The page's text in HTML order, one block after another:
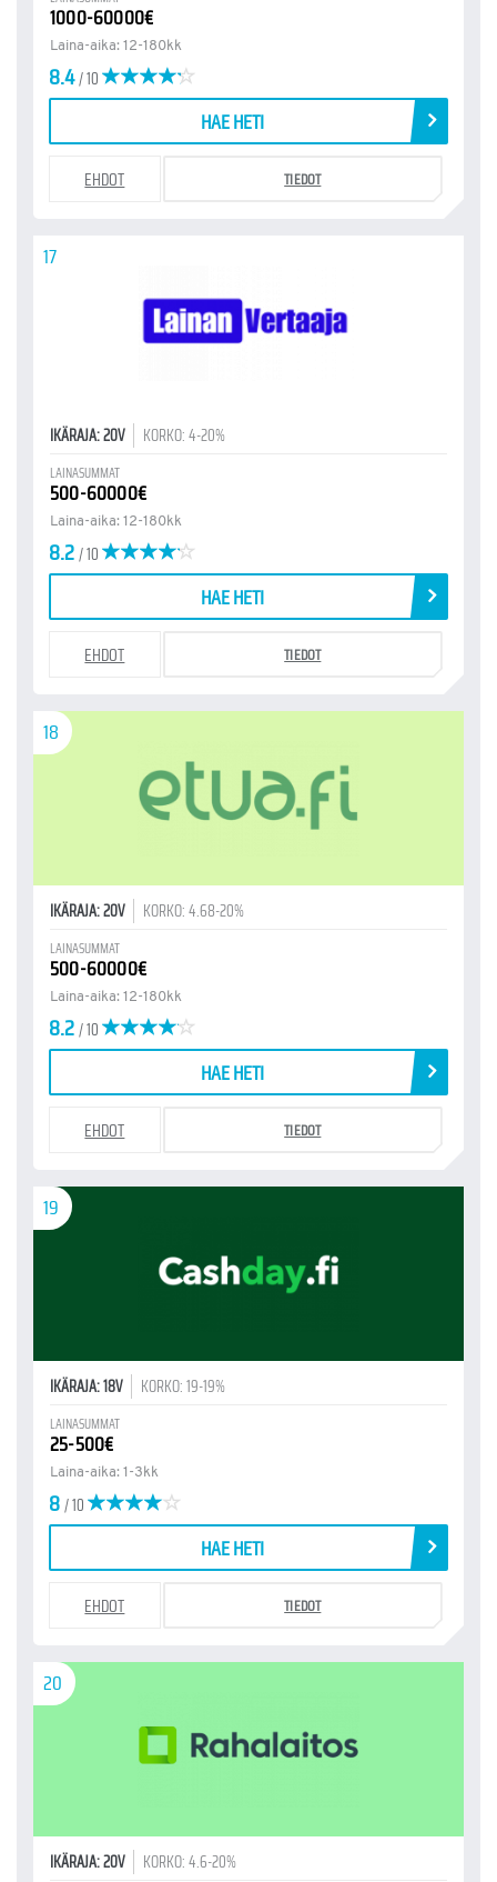
1000-60000€
Laina-aika: 12-180kk
8.4/ 10
HAE HETI
EHDOT TIEDOT
17
IKÄRAJA: 20V KORKO: 4-20%
LAINASUMMAT
500-60000€
Laina-aika: 12-180kk
8.2/ 10
HAE HETI
EHDOT TIEDOT
18
IKÄRAJA: 20V KORKO: 4.68-20%
LAINASUMMAT
500-60000€
Laina-aika: 12-180kk
8.2/ 10
HAE HETI
EHDOT TIEDOT
19
IKÄRAJA: 18V KORKO: 19-19%
LAINASUMMAT
25-500€
Laina-aika: 1-3kk
8/ 10
HAE HETI
EHDOT TIEDOT
20
IKÄRAJA: 20V KORKO: 4.6-20%